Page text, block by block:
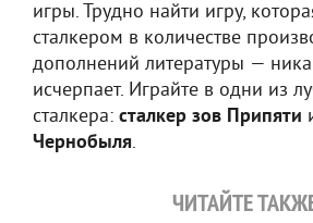
игры. Трудно найти игру,
сталкером в количестве
дополнений литературы —
исчерпает. Играйте в одни из
сталкера: сталкер зов Припяти
Чернобыля.
ЧИТАЙТЕ